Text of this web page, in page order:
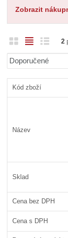
Zobrazit
O
b
r
á
z
v
ý
p
s
a
b
u
l
ý
s
Ř
á
k
i
2